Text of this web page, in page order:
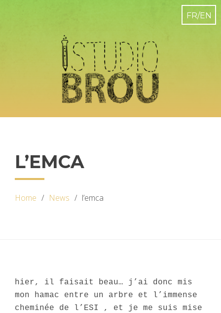
L’EMCA
Home News l’emca
hier, il faisait beau… j’ai donc mis
mon hamac entre un arbre et l’immense
cheminée de l’ESI , et je me suis mise